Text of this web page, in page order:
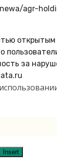
agr-
за
Insert